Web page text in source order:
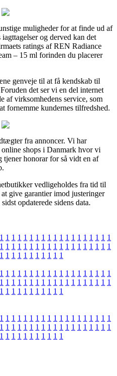
muligheder for at finde ud af
og derved kan det
ratings af REN Radiance
– 15 ml forinden du placerer
genveje til at få kendskab til
det ser vi en del internet
af virksomhedens service, som
fornemme kundernes tilfredshed.
fra annoncer. Vi har
shops i Danmark hvor vi
tjener honorar for så vidt en af
vedligeholdes fra tid til
give garantier imod justeringer
opdaterede sidens data.
1 1 1 1 1 1 1 1 1 1 1 1 1 1 1 1 1 1 1
1 1 1 1 1 1 1 1 1 1 1 1 1 1 1 1 1 1 1
1 1 1 1 1 1 1 1 1 1 1
1 1 1 1 1 1 1 1 1 1 1 1 1 1 1 1 1 1 1
1 1 1 1 1 1 1 1 1 1 1 1 1 1 1 1 1 1 1
1 1 1 1 1 1 1 1 1 1 1
1 1 1 1 1 1 1 1 1 1 1 1 1 1 1 1 1 1 1
1 1 1 1 1 1 1 1 1 1 1 1 1 1 1 1 1 1 1
1 1 1 1 1 1 1 1 1 1 1